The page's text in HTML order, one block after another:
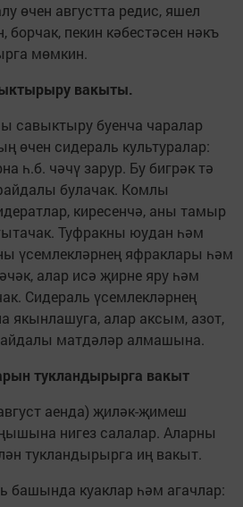
өчен августта редис, яшел
борчак, пекин кәбестәсен нәкъ
мөмкин.
вакыты.
савыктыру буенча чаралар
өчен сидераль культуралар:
һ.б. чәчү зарур. Бу бигрәк тә
булачак. Комлы
киресенчә, аны тамыр
Туфракны юудан һәм
үсемлекләрнең яфраклары һәм
алар исә җирне яру һәм
Сидераль үсемлекләрнең
якынлашуга, алар аксым, азот,
матдәләр алмашына.
тукландырырга вакыт
аенда) җиләк-җимеш
нигез салалар. Аларны
тукландырырга иң вакыт.
башында куаклар һәм агачлар: